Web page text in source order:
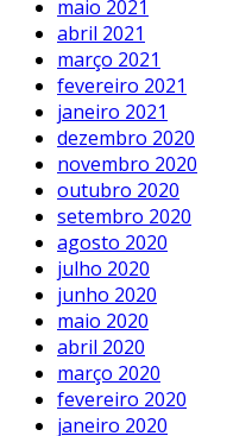
maio 2021
abril 2021
março 2021
fevereiro 2021
janeiro 2021
dezembro 2020
novembro 2020
outubro 2020
setembro 2020
agosto 2020
julho 2020
junho 2020
maio 2020
abril 2020
março 2020
fevereiro 2020
janeiro 2020